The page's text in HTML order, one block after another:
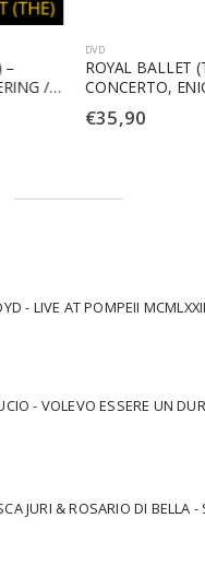
/
DVD
ROYAL BALLET
CONCERTO,
VARIATIONS,
ACT III
€35,90
- LIVE AT POMPEII
- VOLEVO ESSERE UN
JURI & ROSARIO DI BELLA -